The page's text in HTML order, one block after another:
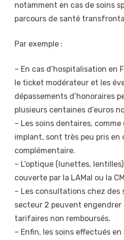
notamment en cas de soins
parcours de santé
Par exemple :
– En cas d’hospitalisation en
le ticket modérateur et les
dépassements d’honoraires
plusieurs centaines d’euros
– Les soins dentaires,
implant, sont très peu pris en
complémentaire.
– L’optique (lunettes,
couverte par la LAMal ou la
– Les consultations chez des
secteur 2 peuvent engendrer
tarifaires non remboursés.
– Enfin, les soins effectués en